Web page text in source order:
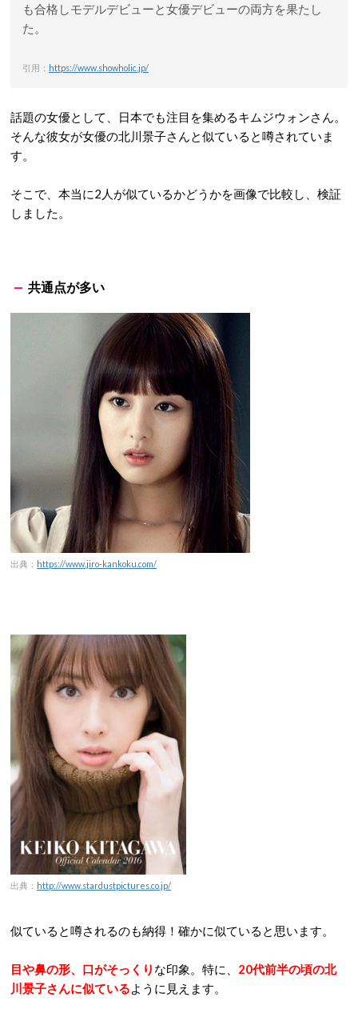
も合格しモデルデビューと女優デビューの両方を果たし
た。
引用： https://www.showholic.jp/
話題の女優として、日本でも注目を集めるキムジウォンさん。
そんな彼女が女優の北川景子さんと似ていると噂されていま
す。
そこで、本当に2人が似ているかどうかを画像で比較し、検証
しました。
共通点が多い
出典： https://www.jiro-kankoku.com/
出典： http://www.stardustpictures.co.jp/
似ていると噂されるのも納得！確かに似ていると思います。
目や鼻の形、口がそっくり な印象。特に、 20代前半の頃の北
川景子さんに似ているように見えます。